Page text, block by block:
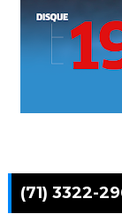
(71) 3322-